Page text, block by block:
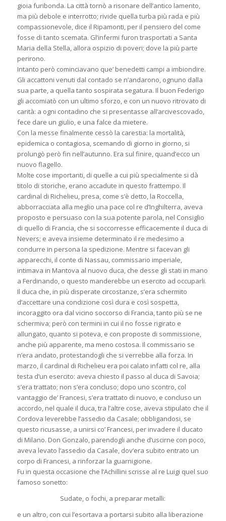
gioia furibonda. La città tornò a risonare dell’antico lamento,
ma più debole e interrotto; rivide quella turba più rada e più
compassionevole, dice il Ripamonti, per il pensiero del come
fosse di tanto scemata. Gl’infermi furon trasportati a Santa
Maria della Stella, allora ospizio di poveri; dove la più parte
perirono.
Intanto però cominciavano que’ benedetti campi a imbiondire.
Gli accattoni venuti dal contado se n’andarono, ognuno dalla
sua parte, a quella tanto sospirata segatura. Il buon Federigo
gli accomiatò con un ultimo sforzo, e con un nuovo ritrovato di
carità: a ogni contadino che si presentasse all’arcivescovado,
fece dare un giulio, e una falce da mietere.
Con la messe finalmente cessò la carestia: la mortalità,
epidemica o contagiosa, scemando di giorno in giorno, si
prolungò però fin nell’autunno. Era sul finire, quand’ecco un
nuovo flagello.
Molte cose importanti, di quelle a cui più specialmente si dà
titolo di storiche, erano accadute in questo frattempo. Il
cardinal di Richelieu, presa, come s’è detto, la Roccella,
abborracciata alla meglio una pace col re d’Inghilterra, aveva
proposto e persuaso con la sua potente parola, nel Consiglio
di quello di Francia, che si soccorresse efficacemente il duca di
Nevers; e aveva insieme determinato il re medesimo a
condurre in persona la spedizione. Mentre si facevan gli
apparecchi, il conte di Nassau, commissario imperiale,
intimava in Mantova al nuovo duca, che desse gli stati in mano
a Ferdinando, o questo manderebbe un esercito ad occuparli.
Il duca che, in più disperate circostanze, s’era schermito
d’accettare una condizione così dura e così sospetta,
incoraggito ora dal vicino soccorso di Francia, tanto più se ne
schermiva; però con termini in cui il no fosse rigirato e
allungato, quanto si poteva, e con proposte di sommissione,
anche più apparente, ma meno costosa. Il commissario se
n’era andato, protestandogli che si verrebbe alla forza. In
marzo, il cardinal di Richelieu era poi calato infatti col re, alla
testa d’un esercito: aveva chiesto il passo al duca di Savoia;
s’era trattato; non s’era concluso; dopo uno scontro, col
vantaggio de’ Francesi, s’era trattato di nuovo, e concluso un
accordo, nel quale il duca, tra l’altre cose, aveva stipulato che il
Cordova leverebbe l’assedio da Casale; obbligandosi, se
questo ricusasse, a unirsi co’ Francesi, per invadere il ducato
di Milano. Don Gonzalo, parendogli anche d’uscirne con poco,
aveva levato l’assedio da Casale, dov’era subito entrato un
corpo di Francesi, a rinforzar la guarnigione.
Fu in questa occasione che l’Achillini scrisse al re Luigi quel suo
famoso sonetto:
Sudate, o fochi, a preparar metalli:
e un altro, con cui l’esortava a portarsi subito alla liberazione